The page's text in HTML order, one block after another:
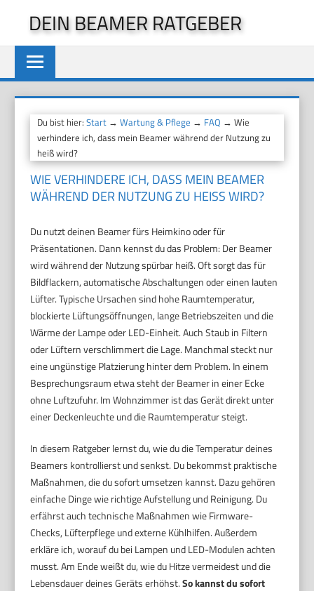
springen
DEIN BEAMER RATGEBER
Du bist hier:Start →Wartung & Pflege → FAQ → Wie
verhindere ich, dass mein Beamer während der Nutzung zu
heiß wird?
WIE VERHINDERE ICH, DASS MEIN BEAMER
WÄHREND DER NUTZUNG ZU HEISS WIRD?
Du nutzt deinen Beamer fürs Heimkino oder für
Präsentationen. Dann kennst du das Problem: Der Beamer
wird während der Nutzung spürbar heiß. Oft sorgt das für
Bildflackern, automatische Abschaltungen oder einen lauten
Lüfter. Typische Ursachen sind hohe Raumtemperatur,
blockierte Lüftungsöffnungen, lange Betriebszeiten und die
Wärme der Lampe oder LED-Einheit. Auch Staub in Filtern
oder Lüftern verschlimmert die Lage. Manchmal steckt nur
eine ungünstige Platzierung hinter dem Problem. In einem
Besprechungsraum etwa steht der Beamer in einer Ecke
ohne Luftzufuhr. Im Wohnzimmer ist das Gerät direkt unter
einer Deckenleuchte und die Raumtemperatur steigt.
In diesem Ratgeber lernst du, wie du die Temperatur deines
Beamers kontrollierst und senkst. Du bekommst praktische
Maßnahmen, die du sofort umsetzen kannst. Dazu gehören
einfache Dinge wie richtige Aufstellung und Reinigung. Du
erfährst auch technische Maßnahmen wie Firmware-
Checks, Lüfterpflege und externe Kühlhilfen. Außerdem
erkläre ich, worauf du bei Lampen und LED-Modulen achten
musst. Am Ende weißt du, wie du Hitze vermeidest und die
Lebensdauer deines Geräts erhöhst.So kannst du sofort